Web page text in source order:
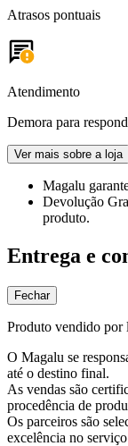
Atrasos pontuais
Atendimento
Demora para
Ver mais sobre a loja
Magalu
Devolução
produto.
Entrega e
Fechar
Produto vendido por
O Magalu se
até o destino final.
As vendas são
procedência de
Os parceiros são
excelência no